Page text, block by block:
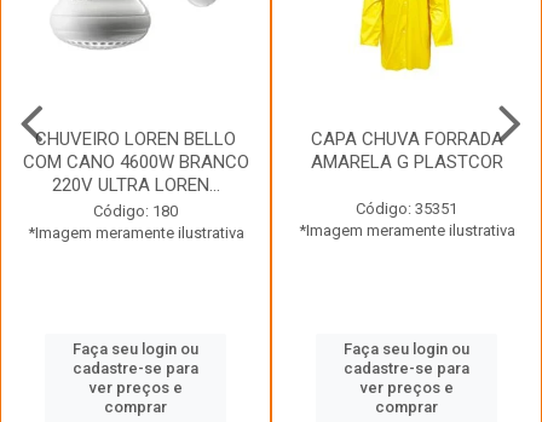
CHUVEIRO LOREN BELLO
COM CANO 4600W BRANCO
220V ULTRA LOREN...
Código: 180
*Imagem meramente ilustrativa
Faça seu login ou
cadastre-se para
ver preços e
comprar
CAPA CHUVA FORRADA
AMARELA G PLASTCOR
Código: 35351
*Imagem meramente ilustrativa
Faça seu login ou
cadastre-se para
ver preços e
comprar